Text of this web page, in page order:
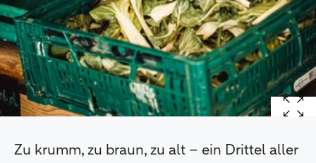
Zu krumm, zu braun, zu alt – ein Drittel aller